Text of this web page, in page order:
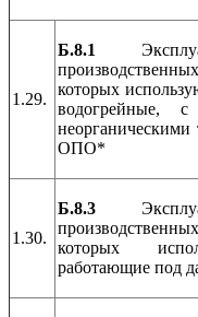
1.29.
Б.8.1
которых
водогрейные,
неорганическими
ОПО*
1.30.
Б.8.3
которых
работающие под